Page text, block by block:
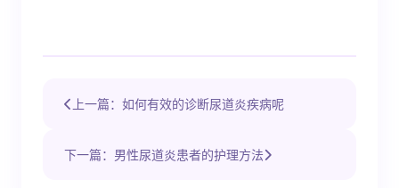
上一篇：如何有效的诊断尿道炎疾病呢
下一篇：男性尿道炎患者的护理方法